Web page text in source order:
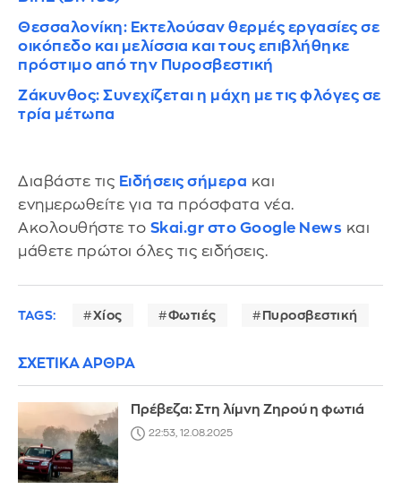
Θεσσαλονίκη: Εκτελούσαν θερμές εργασίες σε
οικόπεδο και μελίσσια και τους επιβλήθηκε
πρόστιμο από την Πυροσβεστική
Ζάκυνθος: Συνεχίζεται η μάχη με τις φλόγες σε
τρία μέτωπα
Διαβάστε τις Ειδήσεις σήμερα και
ενημερωθείτε για τα πρόσφατα νέα.
Ακολουθήστε το Skai.gr στο Google News και
μάθετε πρώτοι όλες τις ειδήσεις.
TAGS: Χίος Φωτιές Πυροσβεστική
ΣΧΕΤΙΚΑ ΑΡΘΡΑ
Πρέβεζα: Στη λίμνη Ζηρού η φωτιά
22:53, 12.08.2025